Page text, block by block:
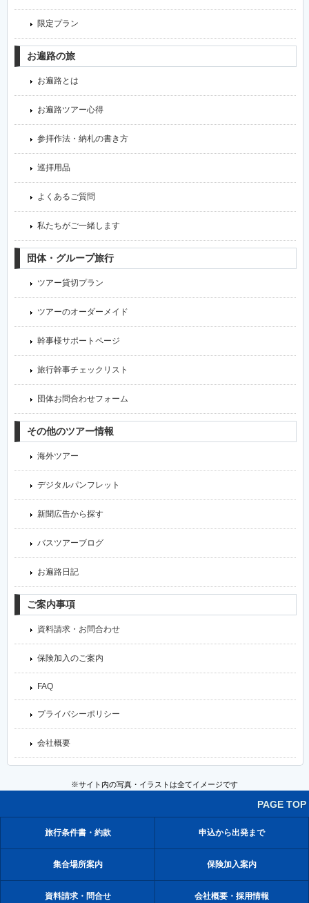
限定プラン
お遍路の旅
お遍路とは
お遍路ツアー心得
参拝作法・納札の書き方
巡拝用品
よくあるご質問
私たちがご一緒します
団体・グループ旅行
ツアー貸切プラン
ツアーのオーダーメイド
幹事様サポートページ
旅行幹事チェックリスト
団体お問合わせフォーム
その他のツアー情報
海外ツアー
デジタルパンフレット
新聞広告から探す
バスツアーブログ
お遍路日記
ご案内事項
資料請求・お問合わせ
保険加入のご案内
FAQ
プライバシーポリシー
会社概要
PAGE TOP
※サイト内の写真・イラストは全てイメージです
旅行条件書・約款 申込から出発まで
集合場所案内 保険加入案内
資料請求・問合せ 会社概要・採用情報